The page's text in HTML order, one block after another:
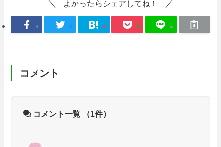
よかったらシェアしてね！
コメント
コメント一覧 （1件）